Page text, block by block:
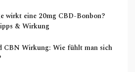
wirkt eine 20mg CBD-Bonbon?
& Wirkung
CBN Wirkung: Wie fühlt man sich